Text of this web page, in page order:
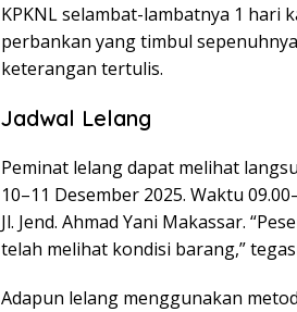
KPKNL selambat-lambatnya 1 hari
perbankan yang timbul
keterangan tertulis.
Jadwal Lelang
Peminat lelang dapat melihat
10–11 Desember 2025. Waktu
Jl. Jend. Ahmad Yani Makassar.
telah melihat kondisi barang,”
Adapun lelang menggunakan